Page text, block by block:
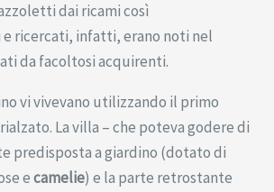
dai ricami così
ricercati, infatti, erano noti nel
da facoltosi acquirenti.
vi vivevano utilizzando il primo
La villa – che poteva godere di
predisposta a giardino (dotato di
ecamelie) e la parte retrostante